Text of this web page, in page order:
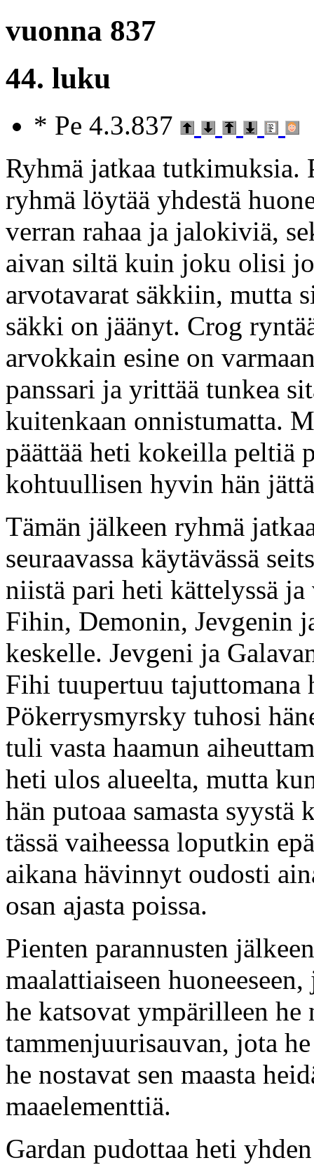
vuonna 837
44. luku
* Pe 4.3.837
Ryhmä jatkaa tutkimuksia.
ryhmä löytää yhdestä
verran rahaa ja jalokiviä,
aivan siltä kuin joku olisi
arvotavarat säkkiin, mutta
säkki on jäänyt. Crog
arvokkain esine on
panssari ja yrittää tunkea
kuitenkaan onnistumatta.
päättää heti kokeilla peltiä
kohtuullisen hyvin hän
Tämän jälkeen ryhmä
seuraavassa käytävässä
niistä pari heti kättelyssä
Fihin, Demonin, Jevgenin
keskelle. Jevgeni ja
Fihi tuupertuu tajuttomana
Pökerrysmyrsky tuhosi
tuli vasta haamun
heti ulos alueelta, mutta
hän putoaa samasta
tässä vaiheessa loputkin
aikana hävinnyt oudosti
osan ajasta poissa.
Pienten parannusten
maalattiaiseen
he katsovat ympärilleen he
tammenjuurisauvan, jota
he nostavat sen maasta
maaelementtiä.
Gardan pudottaa heti